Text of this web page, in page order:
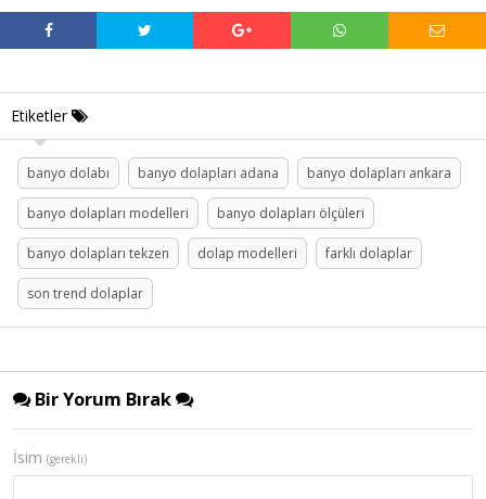
Etiketler
banyo dolabı banyo dolapları adana banyo dolapları ankara
banyo dolapları modelleri banyo dolapları ölçüleri
banyo dolapları tekzen dolap modelleri farklı dolaplar
son trend dolaplar
Bir Yorum Bırak
İsim (gerekli)